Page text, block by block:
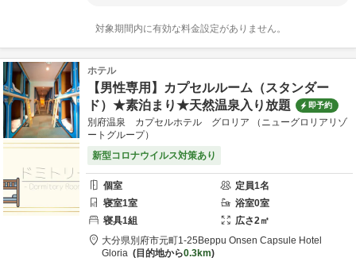
対象期間内に有効な料金設定がありません。
ホテル
【男性専用】カプセルルーム（スタンダー
ド）★素泊まり★天然温泉入り放題
即予約
別府温泉 カプセルホテル グロリア （ニューグロリアリゾ
ートグループ）
新型コロナウイルス対策あり
個室 定員1名
寝室1室 浴室0室
寝具1組 広さ2㎡
大分県別府市元町1-25 Beppu Onsen Capsule Hotel
Gloria
目的地から0.3km